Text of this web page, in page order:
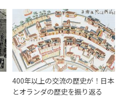
400年以上の交流の歴史が！日本
とオランダの歴史を振り返る